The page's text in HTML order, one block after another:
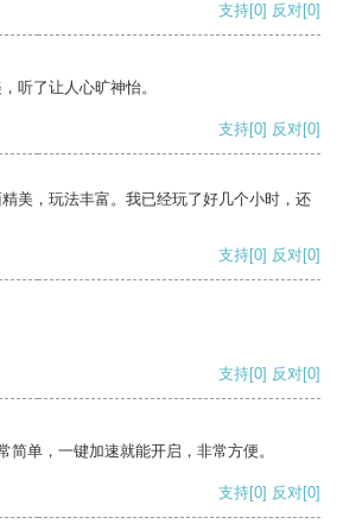
支持[0] 反对[0]
听了让人心旷神怡。
支持[0] 反对[0]
美，玩法丰富。我已经玩了好几个小时，还
支持[0] 反对[0]
支持[0] 反对[0]
简单，一键加速就能开启，非常方便。
支持[0] 反对[0]